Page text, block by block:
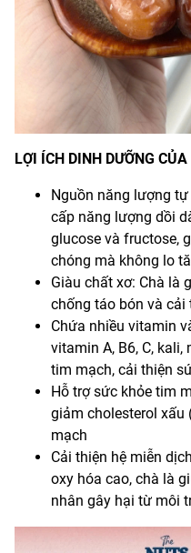
LỢI ÍCH DINH DƯỠNG
Nguồn năng lượng
cấp năng lượng dồi
glucose và fructose,
chóng mà không lo
Giàu chất xơ: Chà là
chống táo bón và cải
Chứa nhiều vitamin
vitamin A, B6, C,
tim mạch, cải thiện
Hỗ trợ sức khỏe tim
giảm cholesterol xấu
mạch
Cải thiện hệ miễn
oxy hóa cao, chà là
nhân gây hại từ môi